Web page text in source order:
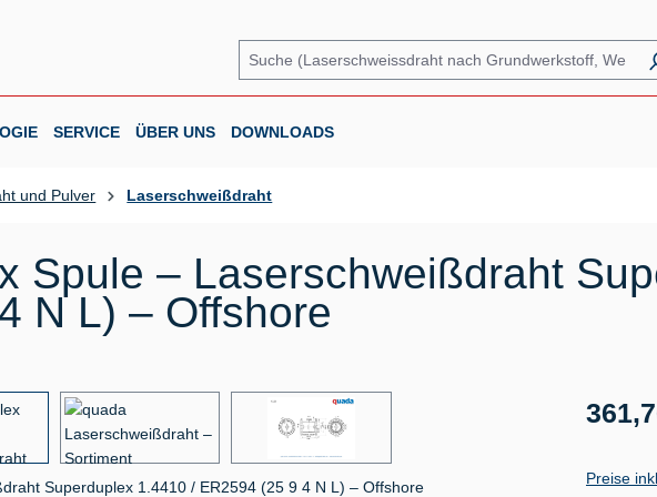
SERVICE ÜBER UNS DOWNLOADS
und Pulver Laserschweißdraht
Spule – Laserschweißdraht
N L) – Offshore
Regulärer
Preise